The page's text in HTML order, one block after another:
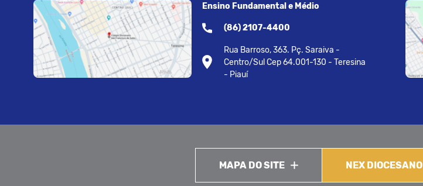
Ensino Fundamental e Médio
(86) 2107-4400
Rua Barroso, 363. Pç. Saraiva -
Centro/Sul Cep 64.001-130 - Teresina
- Piauí
MAPA DO SITE NEX DIOCESANO